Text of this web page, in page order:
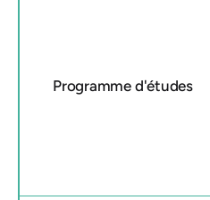
Programme d'études